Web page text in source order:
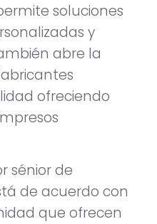
soluciones
y
abre la
ofreciendo
sénior de
de acuerdo con
que ofrecen